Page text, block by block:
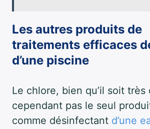
Les autres produits de
traitements efficaces
d’une piscine
Le chlore, bien qu’il soit très
cependant pas le seul
comme désinfectant d’une